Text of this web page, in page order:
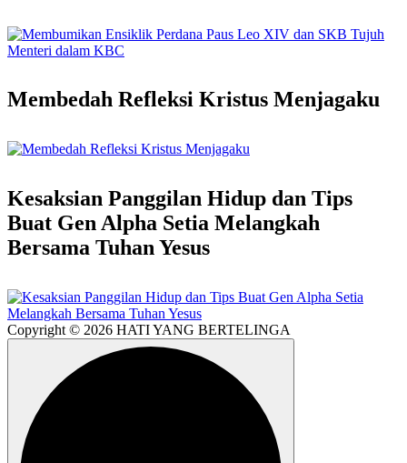
Membedah Refleksi Kristus Menjagaku
Kesaksian Panggilan Hidup dan Tips
Buat Gen Alpha Setia Melangkah
Bersama Tuhan Yesus
Copyright © 2026 HATI YANG BERTELINGA